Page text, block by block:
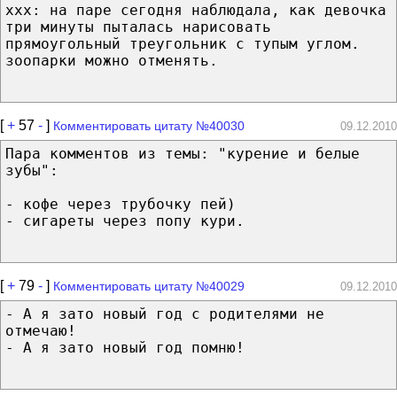
ххх: на паре сегодня наблюдала, как девочка
три минуты пыталась нарисовать
прямоугольный треугольник с тупым углом.
зоопарки можно отменять.
[+ 57 - ] Комментировать цитату №40030 09.12.2010
Пара комментов из темы: "курение и белые
зубы":
- кофе через трубочку пей)
- сигареты через попу кури.
[+ 79 - ] Комментировать цитату №40029 09.12.2010
- А я зато новый год с родителями не
отмечаю!
- А я зато новый год помню!